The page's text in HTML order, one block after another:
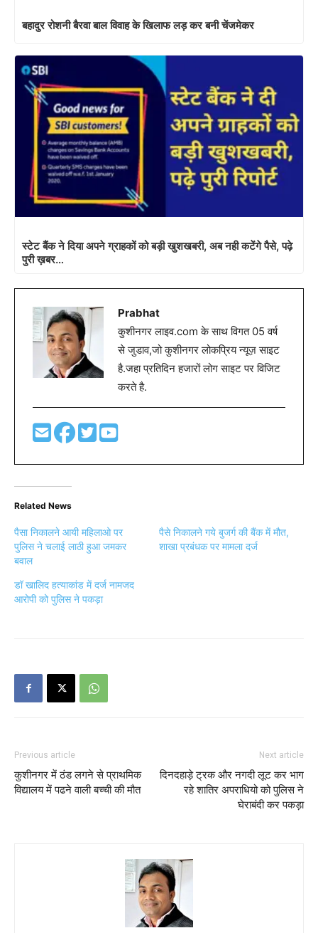
बहादुर रोशनी बैरवा बाल विवाह के खिलाफ लड़ कर बनी चेंजमेकर
स्टेट बैंक ने दिया अपने ग्राहकों को बड़ी खुशखबरी, अब नही कटेंगे पैसे, पढ़े
पुरी ख़बर…
Prabhat
कुशीनगर लाइव.com के साथ विगत 05 वर्ष
से जुडाव,जो कुशीनगर लोकप्रिय न्यूज़ साइट
है.जहा प्रतिदिन हजारों लोग साइट पर विजिट
करते है.
Related News
पैसा निकालने आयी महिलाओ पर
पुलिस ने चलाई लाठी हुआ जमकर
बवाल
पैसे निकालने गये बुजर्ग की बैंक में मौत,
शाखा प्रबंधक पर मामला दर्ज
डॉ खालिद हत्याकांड में दर्ज नामजद
आरोपी को पुलिस ने पकड़ा
Previous article
कुशीनगर में ठंड लगने से प्राथमिक
विद्यालय में पढने वाली बच्ची की मौत
Next article
दिनदहाड़े ट्रक और नगदी लूट कर भाग
रहे शातिर अपराधियो को पुलिस ने
घेराबंदी कर पकड़ा